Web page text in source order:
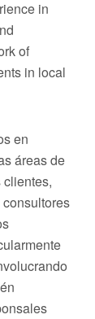
in
of
in local
en
áreas de